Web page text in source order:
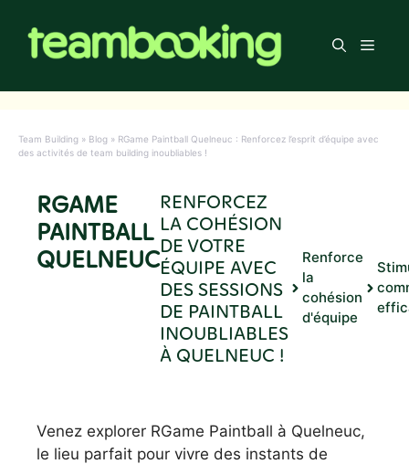
contenu
Menu
Team Building » Blog » RGame Paintball Quelneuc : Renforcez l’esprit d’équipe avec
des activités de team building inoubliables !
RGAME
PAINTBALL
QUELNEUC
RENFORCEZ
LA COHÉSION
DE VOTRE
ÉQUIPE AVEC
DES SESSIONS
DE PAINTBALL
INOUBLIABLES
À QUELNEUC !
Renforce
la
cohésion
d'équipe
Venez explorer RGame Paintball à Quelneuc,
le lieu parfait pour vivre des instants de